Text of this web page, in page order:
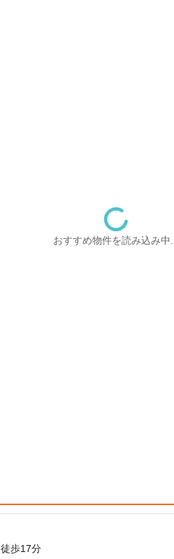
おすすめ物件を読み込み中...
徒歩17分